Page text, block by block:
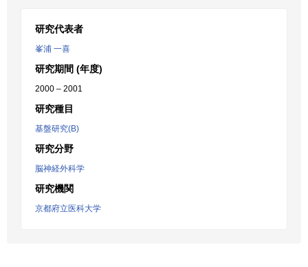
研究代表者
峯浦 一喜
研究期間 (年度)
2000 – 2001
研究種目
基盤研究(B)
研究分野
脳神経外科学
研究機関
京都府立医科大学